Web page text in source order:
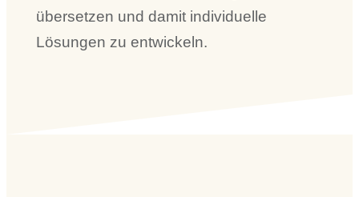
übersetzen und damit individuelle
Lösungen zu entwickeln.